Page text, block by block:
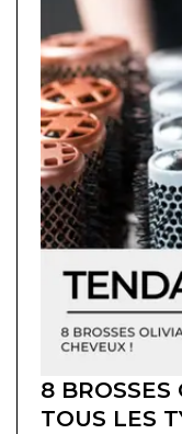
8 BROSSES
TOUS LES